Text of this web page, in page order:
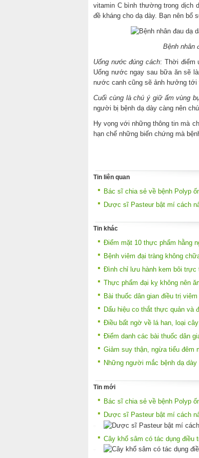
vitamin C bình thường trong dịch
đề kháng cho dạ dày. Bạn nên bổ
Bệnh nhân
Uống nước đúng cách: Thời điểm
Uống nước ngay sau bữa ăn sẽ
nước canh cũng sẽ ảnh hưởng
Cuối cùng là chú ý giữ ấm vùng
người bị bệnh dạ dày càng nên
Hy vọng với những thông tin mà
hạn chế những biến chứng mà
Tin liên quan
Bác sĩ chia sẻ về bệnh Polyp
Dược sĩ Pasteur bật mí cách
Tin khác
Điểm mặt 10 thực phẩm hằng
Bệnh viêm đại tràng không
Đình chỉ lưu hành kem bôi trực
Thực phẩm đại kỵ không nên
Bài thuốc dân gian điều trị
Dấu hiệu co thắt thực quản và
Điều bất ngờ về lá han, loại
Điểm danh các bài thuốc dân
Giảm suy thận, ngừa tiểu đêm
Những người mắc bệnh dạ
Tin mới
Bác sĩ chia sẻ về bệnh Polyp
Dược sĩ Pasteur bật mí cách
Cây khổ sâm có tác dụng điều